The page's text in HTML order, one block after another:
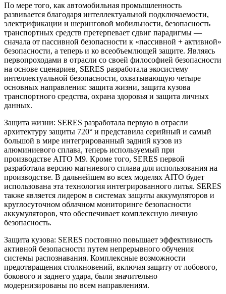
По мере того, как автомобильная промышленность
развивается благодаря интеллектуальной подключаемости,
электрификации и шеринговой мобильности, безопасность
транспортных средств претерпевает сдвиг парадигмы —
сначала от пассивной безопасности к «пассивной + активной»
безопасности, а теперь и ко всеобъемлющей защите. Являясь
первопроходами в отрасли со своей философией безопасности
на основе сценариев, SERES разработала экосистему
интеллектуальной безопасности, охватывающую четыре
основных направления: защита жизни, защита кузова
транспортного средства, охрана здоровья и защита личных
данных.
Защита жизни: SERES разработала первую в отрасли
архитектуру защиты 720° и представила серийный и самый
большой в мире интегрированный задний кузов из
алюминиевого сплава, теперь используемый при
производстве AITO M9. Кроме того, SERES первой
разработала версию магниевого сплава для использования на
производстве. В дальнейшем во всех моделях AITO будет
использована эта технология интегрированного литья. SERES
также является лидером в системах защиты аккумуляторов и
круглосуточном облачном мониторинге безопасности
аккумуляторов, что обеспечивает комплексную личную
безопасность.
Защита кузова: SERES постоянно повышает эффективность
активной безопасности путем непрерывного обучения
системы распознавания. Комплексные возможности
предотвращения столкновений, включая защиту от лобового,
бокового и заднего удара, были значительно
модернизированы по всем направлениям.